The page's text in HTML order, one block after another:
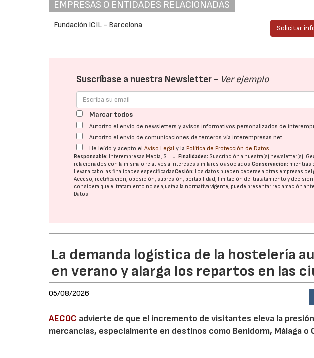
EMPRESAS O ENTIDADES RELACIONADAS
Fundación ICIL - Barcelona Solicitar
Suscríbase a nuestra Newsletter - Ver ejemplo
Marcar todos
Autorizo el envío de newsletters y avisos informativos personalizados de
Autorizo el envío de comunicaciones de terceros vía interempresas.net
He leído y acepto elAviso Legal y la Política de Protección de Datos
Responsable: Interempresas Media, S.L.U.Finalidades: Suscripción a nuestra(s) newsletter(s).
relacionados con la misma o relativos a intereses similares o asociados.Conservación: mientras
llevar a cabo las finalidades especificadasCesión: Los datos pueden cederse a otras empresas del
Acceso, rectificación, oposición, supresión, portabilidad, limitación del tratatamiento y
considera que el tratamiento no se ajusta a la normativa vigente, puede presentar reclamación
Datos
La demanda logística de la hostelería
en verano y alarga los repartos en las
05/08/2026
AECOC advierte de que el incremento de visitantes eleva la
mercancías, especialmente en destinos como Benidorm, Málaga o